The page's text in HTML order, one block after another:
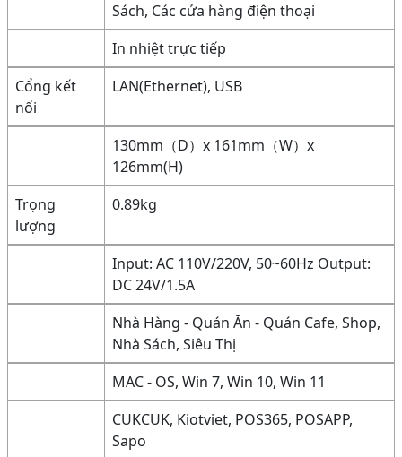
Sách, Các cửa hàng điện thoại
In nhiệt trực tiếp
Cổng kết
nối
LAN(Ethernet), USB
130mm（D）x 161mm（W）x
126mm(H)
Trọng
lượng
0.89kg
Input: AC 110V/220V, 50~60Hz Output:
DC 24V/1.5A
Nhà Hàng - Quán Ăn - Quán Cafe, Shop,
Nhà Sách, Siêu Thị
MAC - OS, Win 7, Win 10, Win 11
CUKCUK, Kiotviet, POS365, POSAPP,
Sapo